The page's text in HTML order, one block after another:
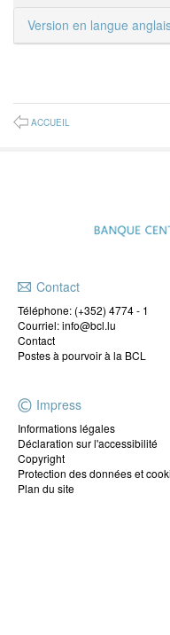
Version en langue
ACCUEIL
Contact
Téléphone: (+352) 4774 - 1
Courriel: info@bcl.lu
Contact
Postes à pourvoir à la BCL
Impress
Informations légales
Déclaration sur l'accessibilité
Copyright
Protection des données et
Plan du site